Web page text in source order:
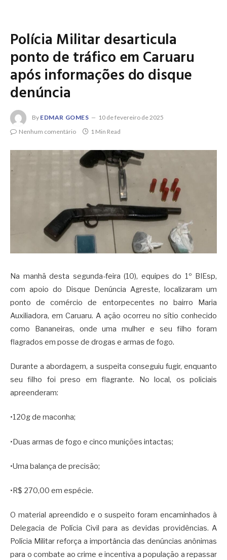
Polícia Militar desarticula
ponto de tráfico em Caruaru
após informações do disque
denúncia
By EDMAR GOMES
10 de fevereiro de 2025
Nenhum comentário
1 Min Read
Na manhã desta segunda-feira (10), equipes do 1º BIEsp,
com apoio do Disque Denúncia Agreste, localizaram um
ponto de comércio de entorpecentes no bairro Maria
Auxiliadora, em Caruaru. A ação ocorreu no sítio conhecido
como Bananeiras, onde uma mulher e seu filho foram
flagrados em posse de drogas e armas de fogo.
Durante a abordagem, a suspeita conseguiu fugir, enquanto
seu filho foi preso em flagrante. No local, os policiais
apreenderam:
•120g de maconha;
•Duas armas de fogo e cinco munições intactas;
•Uma balança de precisão;
•R$ 270,00 em espécie.
O material apreendido e o suspeito foram encaminhados à
Delegacia de Polícia Civil para as devidas providências. A
Polícia Militar reforça a importância das denúncias anônimas
para o combate ao crime e incentiva a população a repassar